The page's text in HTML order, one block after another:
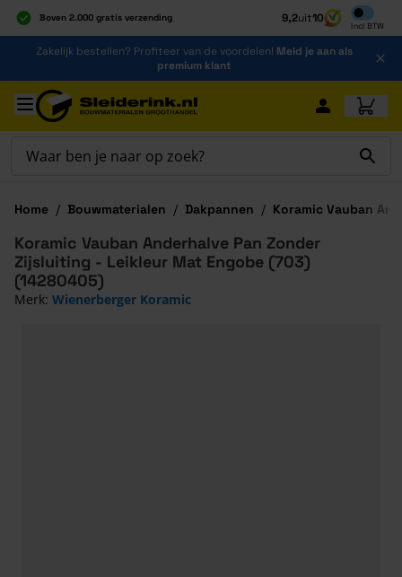
Boven 2.000 gratis verzending
Al 40 jaar dé specialist
Alles onder één dak
9,2uit10
Incl BTW
Inclusief
Ga naar de inhoud
Zakelijk bestellen? Profiteer van de voordelen! Meld je aan als
premium klant
Ga naar hoofdinhoud
Home / Bouwmaterialen / Dakpannen / Koramic Vauban
Koramic Vauban Anderhalve Pan Zonder
Zijsluiting - Leikleur Mat Engobe (703)
(14280405)
Merk: Wienerberger Koramic